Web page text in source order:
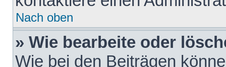
Nach oben
» Wie bearbeite oder
Wie bei den Beiträgen